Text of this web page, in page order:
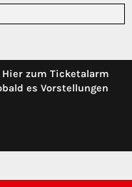
zum Ticketalarm
es Vorstellungen